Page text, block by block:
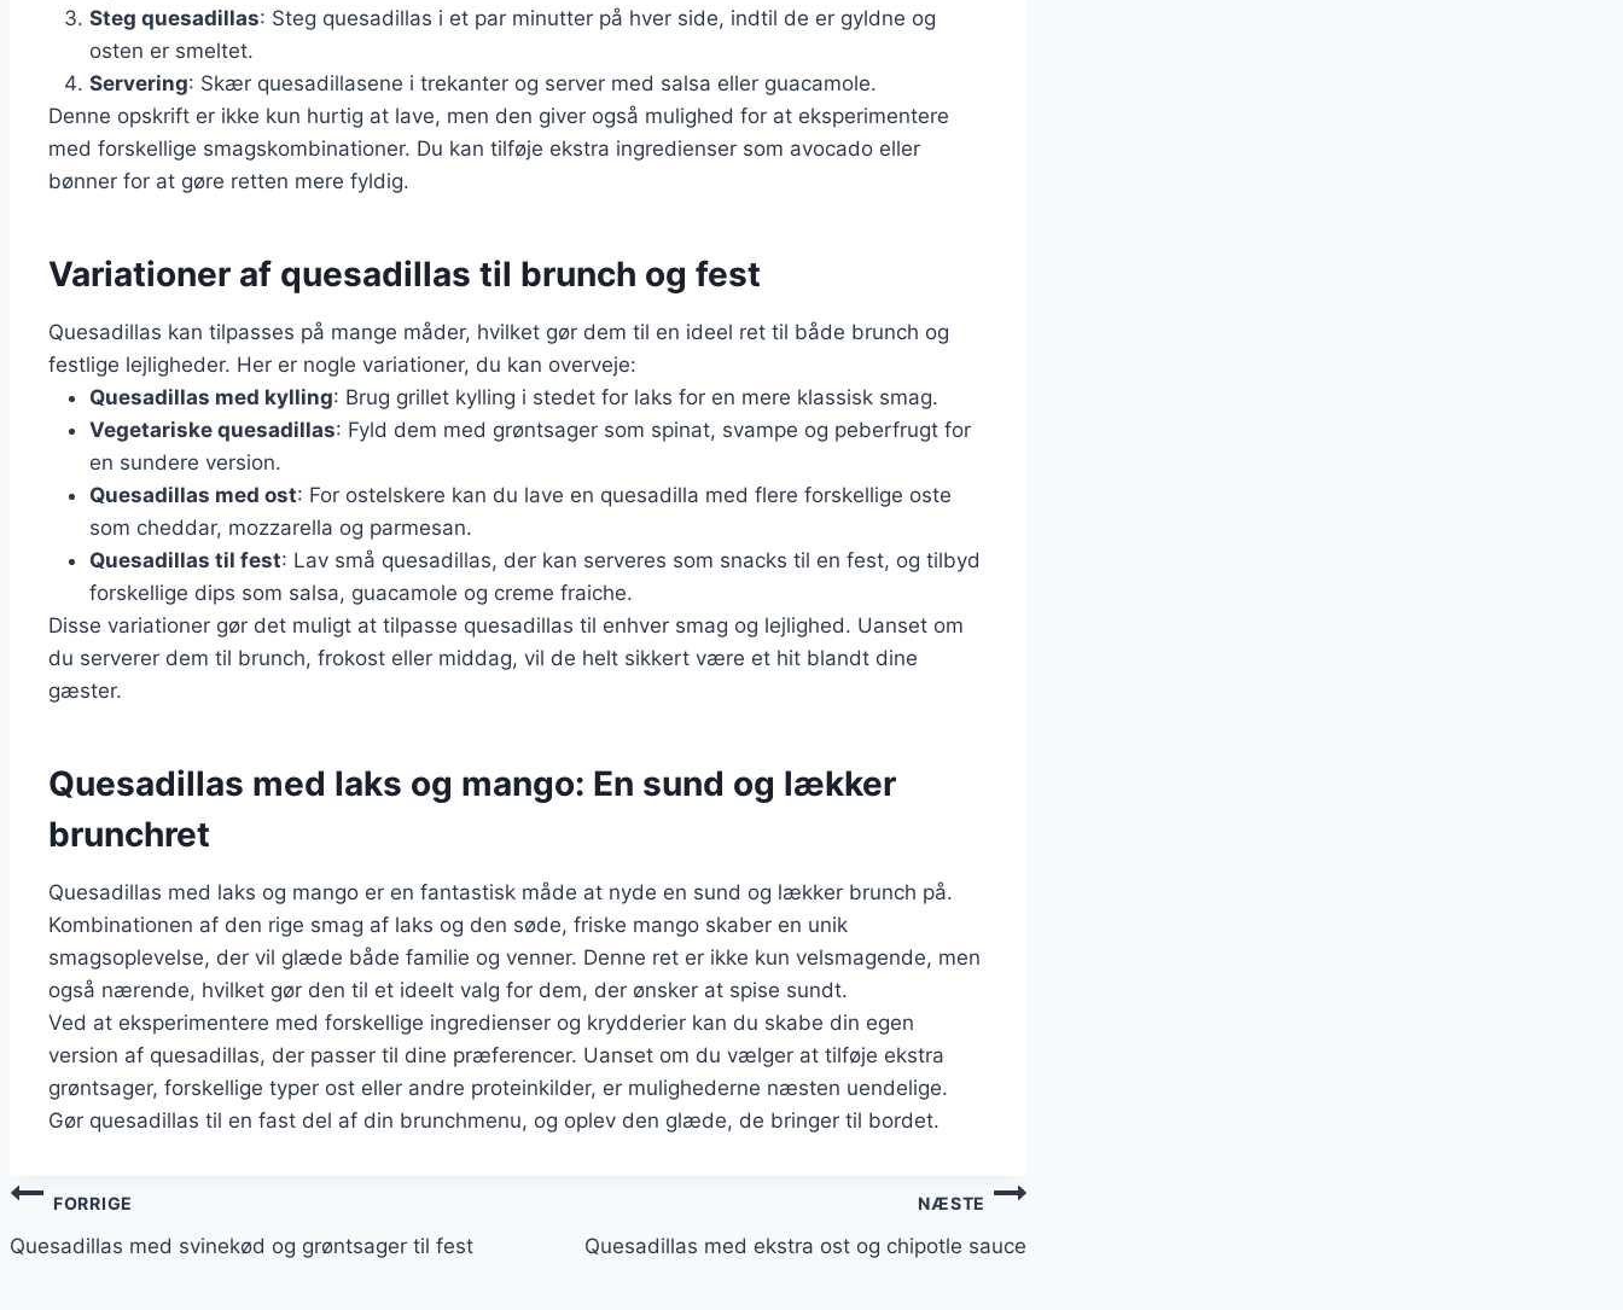
Steg quesadillas: Steg quesadillas i et par minutter på hver side, indtil de er gyldne og
osten er smeltet.
Servering: Skær quesadillasene i trekanter og server med salsa eller guacamole.
Denne opskrift er ikke kun hurtig at lave, men den giver også mulighed for at eksperimentere
med forskellige smagskombinationer. Du kan tilføje ekstra ingredienser som avocado eller
bønner for at gøre retten mere fyldig.
Variationer af quesadillas til brunch og fest
Quesadillas kan tilpasses på mange måder, hvilket gør dem til en ideel ret til både brunch og
festlige lejligheder. Her er nogle variationer, du kan overveje:
Quesadillas med kylling: Brug grillet kylling i stedet for laks for en mere klassisk smag.
Vegetariske quesadillas: Fyld dem med grøntsager som spinat, svampe og peberfrugt for
en sundere version.
Quesadillas med ost: For ostelskere kan du lave en quesadilla med flere forskellige oste
som cheddar, mozzarella og parmesan.
Quesadillas til fest: Lav små quesadillas, der kan serveres som snacks til en fest, og tilbyd
forskellige dips som salsa, guacamole og creme fraiche.
Disse variationer gør det muligt at tilpasse quesadillas til enhver smag og lejlighed. Uanset om
du serverer dem til brunch, frokost eller middag, vil de helt sikkert være et hit blandt dine
gæster.
Quesadillas med laks og mango: En sund og lækker
brunchret
Quesadillas med laks og mango er en fantastisk måde at nyde en sund og lækker brunch på.
Kombinationen af den rige smag af laks og den søde, friske mango skaber en unik
smagsoplevelse, der vil glæde både familie og venner. Denne ret er ikke kun velsmagende, men
også nærende, hvilket gør den til et ideelt valg for dem, der ønsker at spise sundt.
Ved at eksperimentere med forskellige ingredienser og krydderier kan du skabe din egen
version af quesadillas, der passer til dine præferencer. Uanset om du vælger at tilføje ekstra
grøntsager, forskellige typer ost eller andre proteinkilder, er mulighederne næsten uendelige.
Gør quesadillas til en fast del af din brunchmenu, og oplev den glæde, de bringer til bordet.
Indlægsnavigation
FORRIGE
Quesadillas med svinekød og grøntsager til fest
NÆSTE
Quesadillas med ekstra ost og chipotle sauce